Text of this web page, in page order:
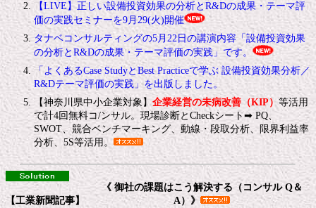
【LIVE】正しい設備投資効果の分析とR&Dの成果・テーマ評
価の実践セミナーを9月29(火)開催
タナベコンサルティングの5月22日の講演内容「設備投資効果
の分析とR&Dの成果・テーマ評価の実践」です。
「よくあるCase StudyとBest Practiceで学ぶ 設備投資効果分析／
R&Dテーマ評価の実践」を出版しました。
【神奈川県中小企業対象】企業経営の未病改善（KIP）等活用
で計4回無料コ/ンサル。現場診断とCheckシート➡ PQ、
SWOT、競合ベンチマーキング、動線・段取分析、限界利益率
分析、5S等活用。
【工業新聞記事】
《 御社の課題はこう解決する（コンサル Q＆
A）》